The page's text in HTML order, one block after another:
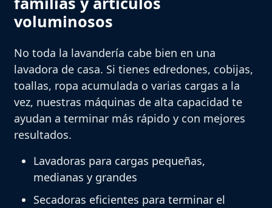
voluminosos
No toda la lavandería cabe bien en una
lavadora de casa. Si tienes edredones, cobijas,
toallas, ropa acumulada o varias cargas a la
vez, nuestras máquinas de alta capacidad te
ayudan a terminar más rápido y con mejores
resultados.
Lavadoras para cargas pequeñas,
medianas y grandes
Secadoras eficientes para terminar el